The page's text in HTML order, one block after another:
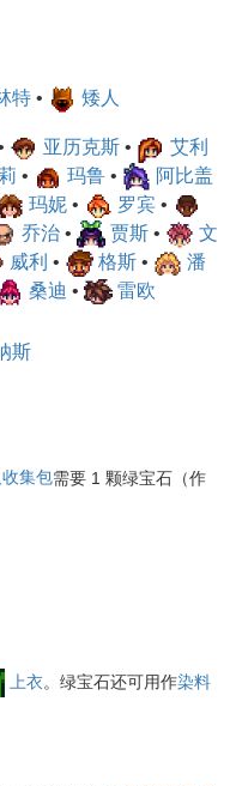
特 • 矮人
亚历克斯 •
艾利
• 玛鲁 •
阿比盖
玛妮 • 罗宾 •
乔治 • 贾斯 •
文
威利 • 格斯 •
潘
桑迪 •
雷欧
斯
集包需要 1 颗绿宝石（作
上衣。绿宝石还可用作染料